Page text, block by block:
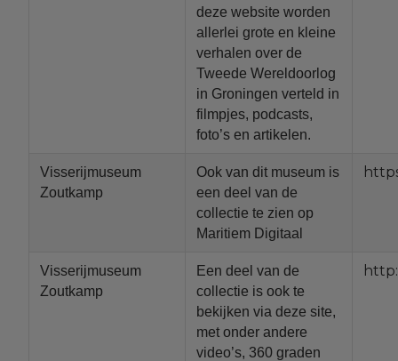
deze website worden
allerlei grote en kleine
verhalen over de
Tweede Wereldoorlog
in Groningen verteld in
filmpjes, podcasts,
foto’s en artikelen.
Visserijmuseum
Zoutkamp
Ook van dit museum is
een deel van de
collectie te zien op
Maritiem Digitaal
Visserijmuseum
Zoutkamp
Een deel van de
collectie is ook te
bekijken via deze site,
met onder andere
video’s, 360 graden